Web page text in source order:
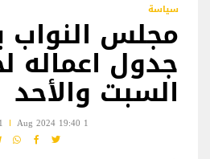
سياسة
مجلس النواب
جدول اعماله
السبت والأحد
1 Aug 2024 19:40
1 Shares